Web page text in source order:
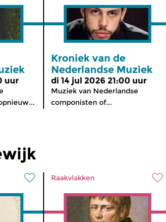
uur
Kroniek van de
Nederlandse Muziek
di 14 jul 2026 21:00 uur
Muziek van Nederlandse
componisten of...
Raakvlakken